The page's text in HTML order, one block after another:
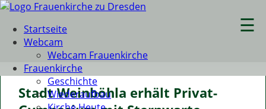
☰
Startseite
Webcam
Webcam Frauenkirche
Frauenkirche
Geschichte
Wiederaufbau
Stadt Weinböhla erhält Privat-